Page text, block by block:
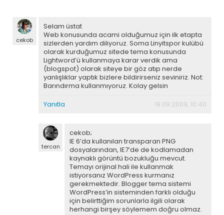
cekob
Selam üstat
Web konusunda acami olduğumuz için ilk etapta
sizlerden yardım diliyoruz. Soma Linyitspor kulübü
olarak kurduğumuz sitede tema konusunda
Lightword’ü kullanmaya karar verdik ama
(blogspot) olarak siteye bir göz atıp nerde
yanlışlıklar yaptık bizlere bildirirseniz seviniriz. Not:
Barındırma kullanmıyoruz. Kolay gelsin
Yanıtla
19.09.2009, 10:40
tercan
cekob;
IE 6’da kullanılan transparan PNG
dosyalarından, IE7’de de kodlamadan
kaynaklı görüntü bozukluğu mevcut.
Temayı orijinal hali ile kullanmak
istiyorsanız WordPress kurmanız
gerekmektedir. Blogger tema sistemi
WordPress’in sisteminden farklı olduğu
için belirttiğim sorunlarla ilgili olarak
herhangi birşey söylemem doğru olmaz.